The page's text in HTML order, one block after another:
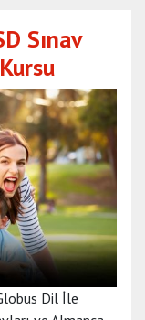
Sınav
Dil İle